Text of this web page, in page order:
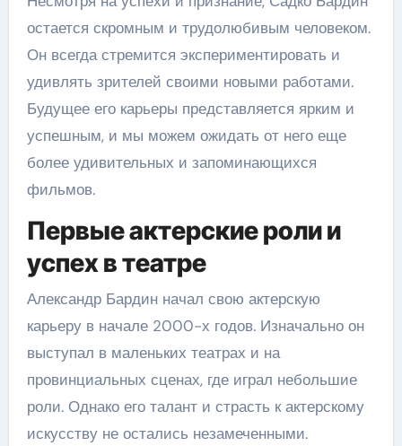
остается скромным и трудолюбивым человеком.
Он всегда стремится экспериментировать и
удивлять зрителей своими новыми работами.
Будущее его карьеры представляется ярким и
успешным, и мы можем ожидать от него еще
более удивительных и запоминающихся
фильмов.
Первые актерские роли и
успех в театре
Александр Бардин начал свою актерскую
карьеру в начале 2000-х годов. Изначально он
выступал в маленьких театрах и на
провинциальных сценах, где играл небольшие
роли. Однако его талант и страсть к актерскому
искусству не остались незамеченными.